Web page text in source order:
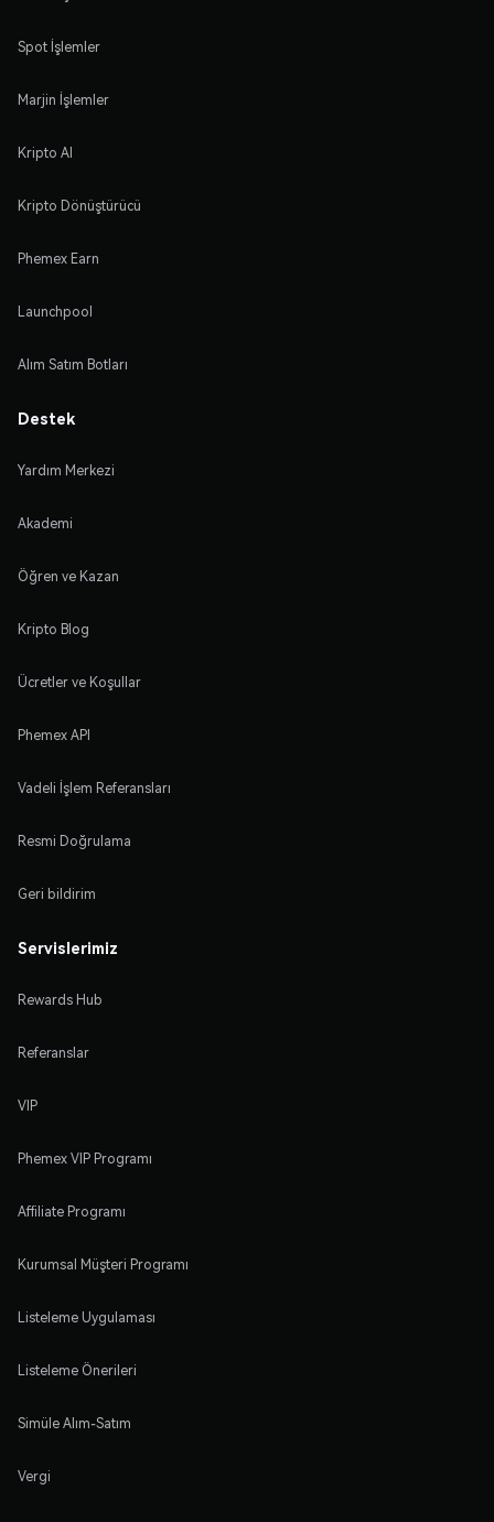
Spot İşlemler
Marjin İşlemler
Kripto Al
Kripto Dönüştürücü
Phemex Earn
Launchpool
Alım Satım Botları
Destek
Yardım Merkezi
Akademi
Öğren ve Kazan
Kripto Blog
Ücretler ve Koşullar
Phemex API
Vadeli İşlem Referansları
Resmi Doğrulama
Geri bildirim
Servislerimiz
Rewards Hub
Referanslar
VIP
Phemex VIP Programı
Affiliate Programı
Kurumsal Müşteri Programı
Listeleme Uygulaması
Listeleme Önerileri
Simüle Alım-Satım
Vergi